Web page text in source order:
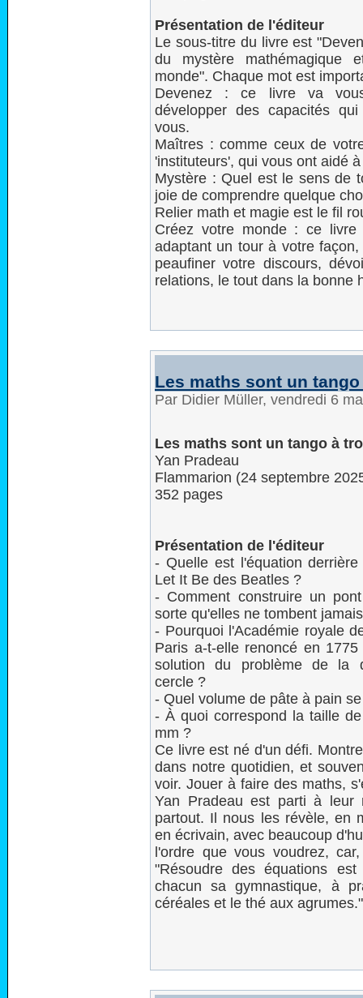
Présentation de l'éditeur
Le sous-titre du livre est
du mystère mathémagique
monde". Chaque mot est
Devenez : ce livre va vous
développer des capacités
vous.
Maîtres : comme ceux de
'instituteurs', qui vous ont aidé
Mystère : Quel est le sens de
joie de comprendre quelque
Relier math et magie est le fil
Créez votre monde : ce
adaptant un tour à votre
peaufiner votre discours,
relations, le tout dans la bonne
Les maths sont un
Par Didier Müller, vendredi 6
Les maths sont un tango à
Yan Pradeau
Flammarion (24 septembre
352 pages
Présentation de l'éditeur
- Quelle est l'équation
Let It Be des Beatles ?
- Comment construire un
sorte qu'elles ne tombent
- Pourquoi l'Académie royale
Paris a-t-elle renoncé en
solution du problème de la
cercle ?
- Quel volume de pâte à pain
- À quoi correspond la taille
mm ?
Ce livre est né d'un défi.
dans notre quotidien, et
voir. Jouer à faire des maths,
Yan Pradeau est parti à leur
partout. Il nous les révèle, en
en écrivain, avec beaucoup
l'ordre que vous voudrez,
"Résoudre des équations
chacun sa gymnastique, à
céréales et le thé aux